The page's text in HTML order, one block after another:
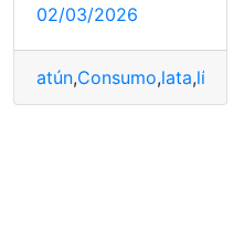
Fácil,gratinado,Pastel,Rápido
02/03/2026
atún,Consumo,lata,límite